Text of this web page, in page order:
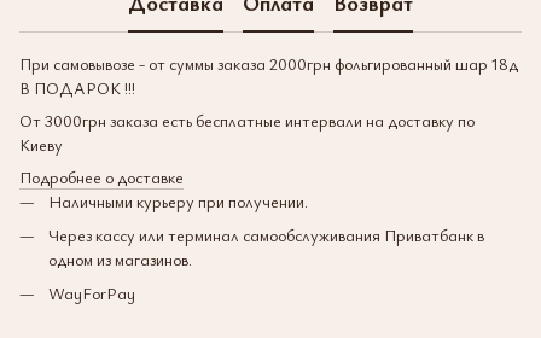
При самовывозе - от суммы заказа 2000грн фольгированный шар 18д
В ПОДАРОК !!!
От 3000грн заказа есть бесплатные интервали на доставку по
Киеву
Подробнее о доставке
Наличными курьеру при получении.
Через кассу или терминал самообслуживания Приватбанк в
одном из магазинов.
WayForPay